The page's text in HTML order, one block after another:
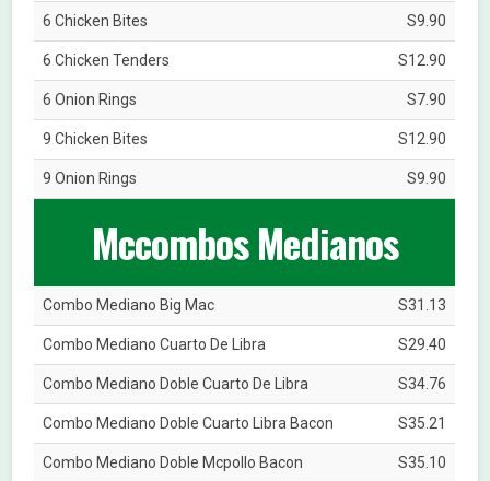
6 Chicken Bites S9.90
6 Chicken Tenders S12.90
6 Onion Rings S7.90
9 Chicken Bites S12.90
9 Onion Rings S9.90
Mccombos Medianos
Combo Mediano Big Mac S31.13
Combo Mediano Cuarto De Libra S29.40
Combo Mediano Doble Cuarto De Libra S34.76
Combo Mediano Doble Cuarto Libra Bacon S35.21
Combo Mediano Doble Mcpollo Bacon S35.10